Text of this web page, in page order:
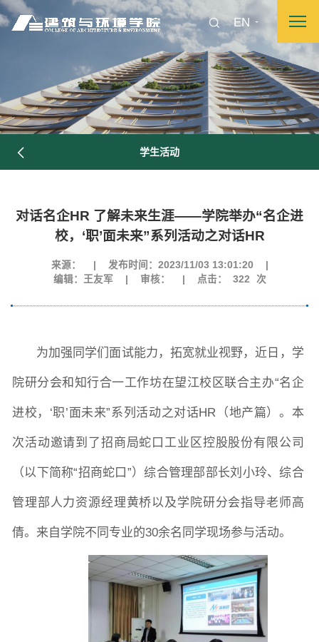
EN
图片新闻
教学科研岗 行政管理岗 教学思政岗 实验教辅岗
研究生教育 继续教育
科研平台 科研办事流程
学生活动
对话名企HR 了解未来生涯——学院举办“名企进
校，‘职’面未来”系列活动之对话HR
来源： 发布时间：2023/11/03 13:01:20
编辑：王友军
审核： 点击： 322 次
为加强同学们面试能力，拓宽就业视野， 近 日，学
院研分会和知行合一工作坊在望江校区联合主办“名企
进校，‘职’面未来”系列活动之对话HR（地产篇）。本
次活动邀请到了招商局蛇口工业区控股股份有限公司
（以下简称“招商蛇口”）综合管理部部长刘小玲、综合
管理部人力资源经理黄桥以及学院研分会指导老师高
倩。来自学院不同专业的30余名同学现场参与活动。